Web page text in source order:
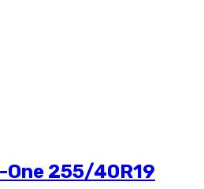
One 255/40R19